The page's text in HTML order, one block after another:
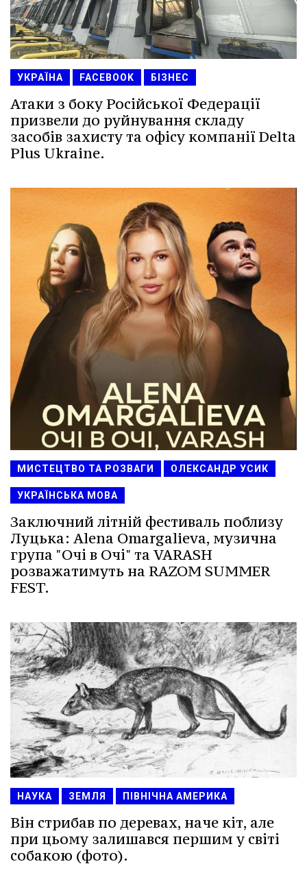
УКРАЇНА FACEBOOK БІЗНЕС
Атаки з боку Російської Федерації
призвели до руйнування складу
засобів захисту та офісу компанії Delta
Plus Ukraine.
МИСТЕЦТВО ТА РОЗВАГИ ОЛЕКСАНДР УСИК
УКРАЇНСЬКА МОВА
Заключний літній фестиваль поблизу
Луцька: Alena Omargalieva, музична
група "Очі в Очі" та VARASH
розважатимуть на RAZOM SUMMER
FEST.
НАУКА ЗЕМЛЯ ПІВНІЧНА АМЕРИКА
Він стрибав по деревах, наче кіт, але
при цьому залишався першим у світі
собакою (фото).